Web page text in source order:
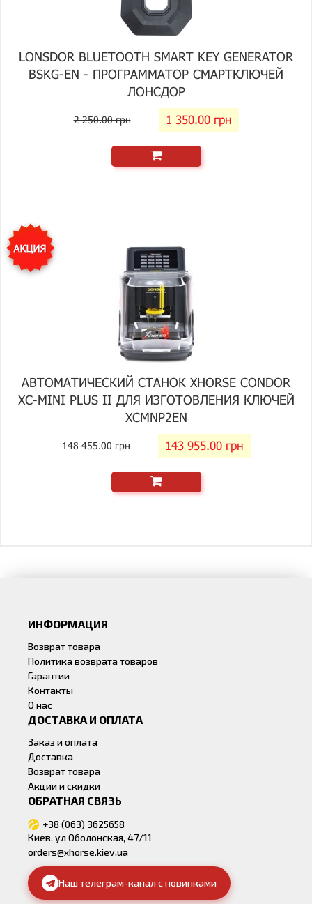
LONSDOR BLUETOOTH SMART KEY GENERATOR
BSKG-EN - ПРОГРАММАТОР СМАРТКЛЮЧЕЙ
ЛОНСДОР
2 250.00 грн 1 350.00 грн
АВТОМАТИЧЕСКИЙ СТАНОК XHORSE CONDOR
XC-MINI PLUS II ДЛЯ ИЗГОТОВЛЕНИЯ КЛЮЧЕЙ
XCMNP2EN
148 455.00 грн 143 955.00 грн
ИНФОРМАЦИЯ
Возврат товара
Политика возврата товаров
Гарантии
Контакты
О нас
ДОСТАВКА И ОПЛАТА
Заказ и оплата
Доставка
Возврат товара
Акции и скидки
ОБРАТНАЯ СВЯЗЬ
+38 (063) 3625658
Киев, ул Оболонская, 47/11
orders@xhorse.kiev.ua
Наш телеграм-канал с новинками